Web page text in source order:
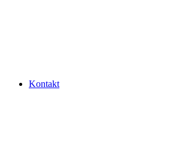
Kontakt